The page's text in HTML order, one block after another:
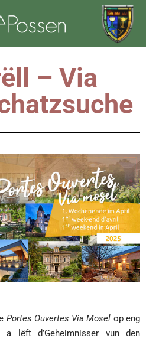
– Via
Portes Ouvertes Via Mosel op eng
a lëft d’Geheimnisser vun den